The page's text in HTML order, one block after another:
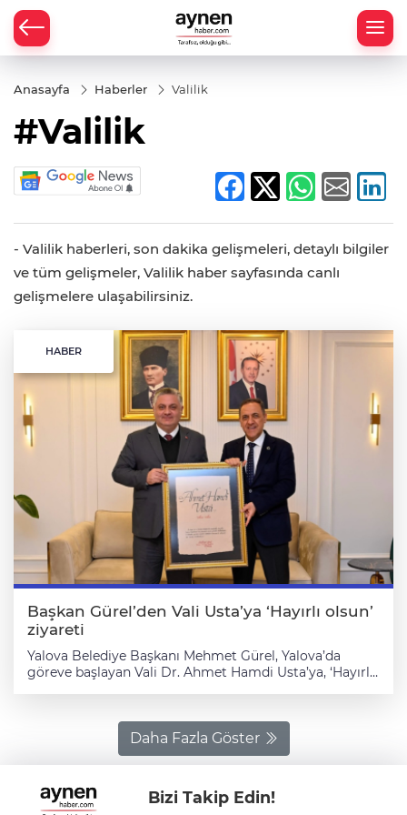
Anasayfa Haberler Valilik
#Valilik
- Valilik haberleri, son dakika gelişmeleri, detaylı bilgiler
ve tüm gelişmeler, Valilik haber sayfasında canlı
gelişmelere ulaşabilirsiniz.
HABER
Başkan Gürel’den Vali Usta’ya ‘Hayırlı olsun’
ziyareti
Yalova Belediye Başkanı Mehmet Gürel, Yalova’da
göreve başlayan Vali Dr. Ahmet Hamdi Usta’ya, ‘Hayırlı
görevinde başarılar diledi. Ziyaret sırasında Yalova’nın
gelişimi, kentte yürütülen çalışmalar ve kamu
kurumları arasındaki iş birliğinin önemi üzerine
değerlendirmelerde bulunuldu. Başkan Gürel, Gazi
Mustafa Kemal Atatürk’ün “Benim kentimdir” diyerek
özel bir anlam yüklediği Yalova için, ortak akıl ve iş
Daha Fazla Göster
Bizi Takip Edin!